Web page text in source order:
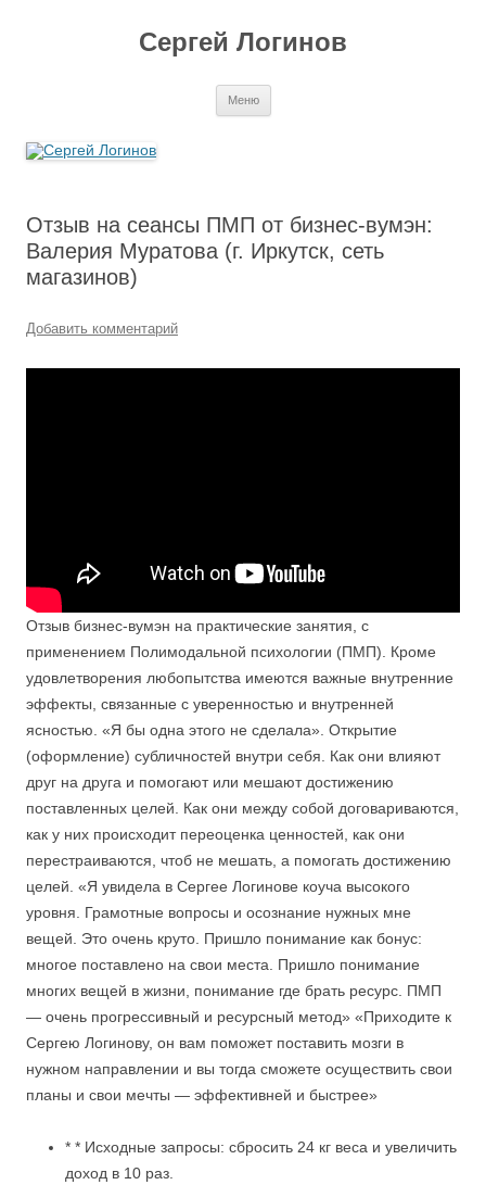
Сергей Логинов
Меню
Отзыв на сеансы ПМП от бизнес-вумэн:
Валерия Муратова (г. Иркутск, сеть
магазинов)
Добавить комментарий
Отзыв бизнес-вумэн на практические занятия, с
применением Полимодальной психологии (ПМП). Кроме
удовлетворения любопытства имеются важные внутренние
эффекты, связанные с уверенностью и внутренней
ясностью. «Я бы одна этого не сделала». Открытие
(оформление) субличностей внутри себя. Как они влияют
друг на друга и помогают или мешают достижению
поставленных целей. Как они между собой договариваются,
как у них происходит переоценка ценностей, как они
перестраиваются, чтоб не мешать, а помогать достижению
целей. «Я увидела в Сергее Логинове коуча высокого
уровня. Грамотные вопросы и осознание нужных мне
вещей. Это очень круто. Пришло понимание как бонус:
многое поставлено на свои места. Пришло понимание
многих вещей в жизни, понимание где брать ресурс. ПМП
— очень прогрессивный и ресурсный метод» «Приходите к
Сергею Логинову, он вам поможет поставить мозги в
нужном направлении и вы тогда сможете осуществить свои
планы и свои мечты — эффективней и быстрее»
* * Исходные запросы: сбросить 24 кг веса и увеличить
доход в 10 раз.